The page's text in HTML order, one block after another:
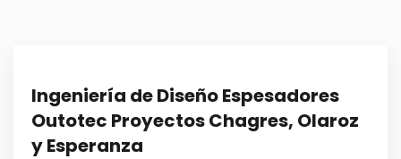
Ingeniería de Diseño Espesadores
Outotec Proyectos Chagres, Olaroz
y Esperanza